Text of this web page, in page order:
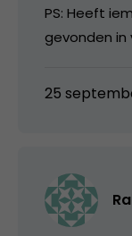
PS: Heeft
gevonden
25